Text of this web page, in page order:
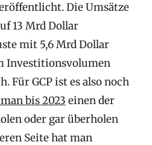
Die Umsätze
13 Mrd Dollar
mit 5,6 Mrd Dollar
Investitionsvolumen
Für GCP ist es also noch
bis 2023 einen der
oder gar überholen
Seite hat man